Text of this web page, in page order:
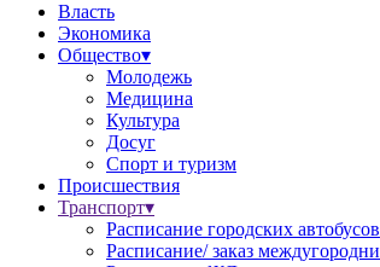
Власть
Экономика
Общество▾
Молодежь
Медицина
Культура
Досуг
Спорт и туризм
Происшествия
Транспорт▾
Расписание городских автобусов
Расписание/ заказ